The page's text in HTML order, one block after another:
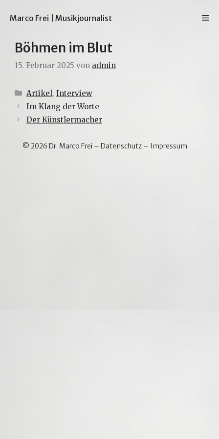
InhaltMarco Frei | Musikjournalist
Böhmen im Blut
15. Februar 2025 von admin
Kategorien
Artikel, Interview
Im Klang der Worte
Der Künstlermacher
© 2026 Dr. Marco Frei – Datenschutz– Impressum